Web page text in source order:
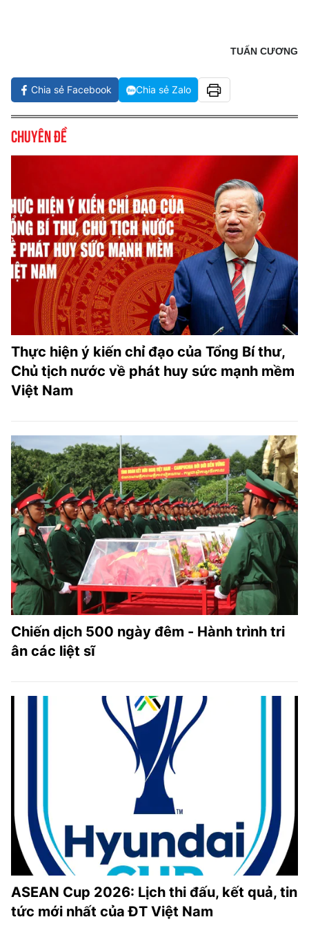
TUẤN CƯƠNG
Chia sẻ Facebook Chia sẻ Zalo
Chuyên đề
Thực hiện ý kiến chỉ đạo của Tổng Bí thư,
Chủ tịch nước về phát huy sức mạnh mềm
Việt Nam
Chiến dịch 500 ngày đêm - Hành trình tri
ân các liệt sĩ
ASEAN Cup 2026: Lịch thi đấu, kết quả, tin
tức mới nhất của ĐT Việt Nam